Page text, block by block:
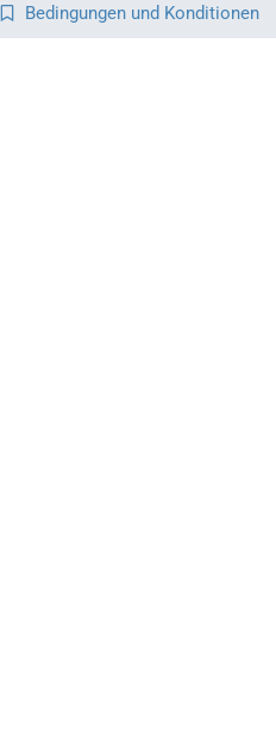
Bedingungen und Konditionen